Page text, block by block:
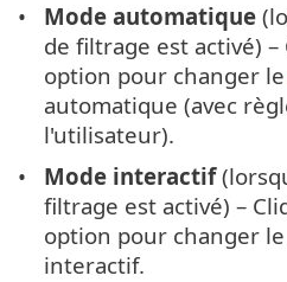
Mode automatique
de filtrage est activé)
option pour changer le
automatique (avec
l'utilisateur).
Mode interactif
filtrage est activé) –
option pour changer
interactif.